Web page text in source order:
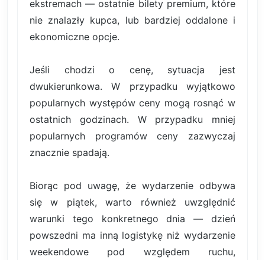
ekstremach — ostatnie bilety premium, które
nie znalazły kupca, lub bardziej oddalone i
ekonomiczne opcje.
Jeśli chodzi o cenę, sytuacja jest
dwukierunkowa. W przypadku wyjątkowo
popularnych występów ceny mogą rosnąć w
ostatnich godzinach. W przypadku mniej
popularnych programów ceny zazwyczaj
znacznie spadają.
Biorąc pod uwagę, że wydarzenie odbywa
się w piątek, warto również uwzględnić
warunki tego konkretnego dnia — dzień
powszedni ma inną logistykę niż wydarzenie
weekendowe pod względem ruchu,